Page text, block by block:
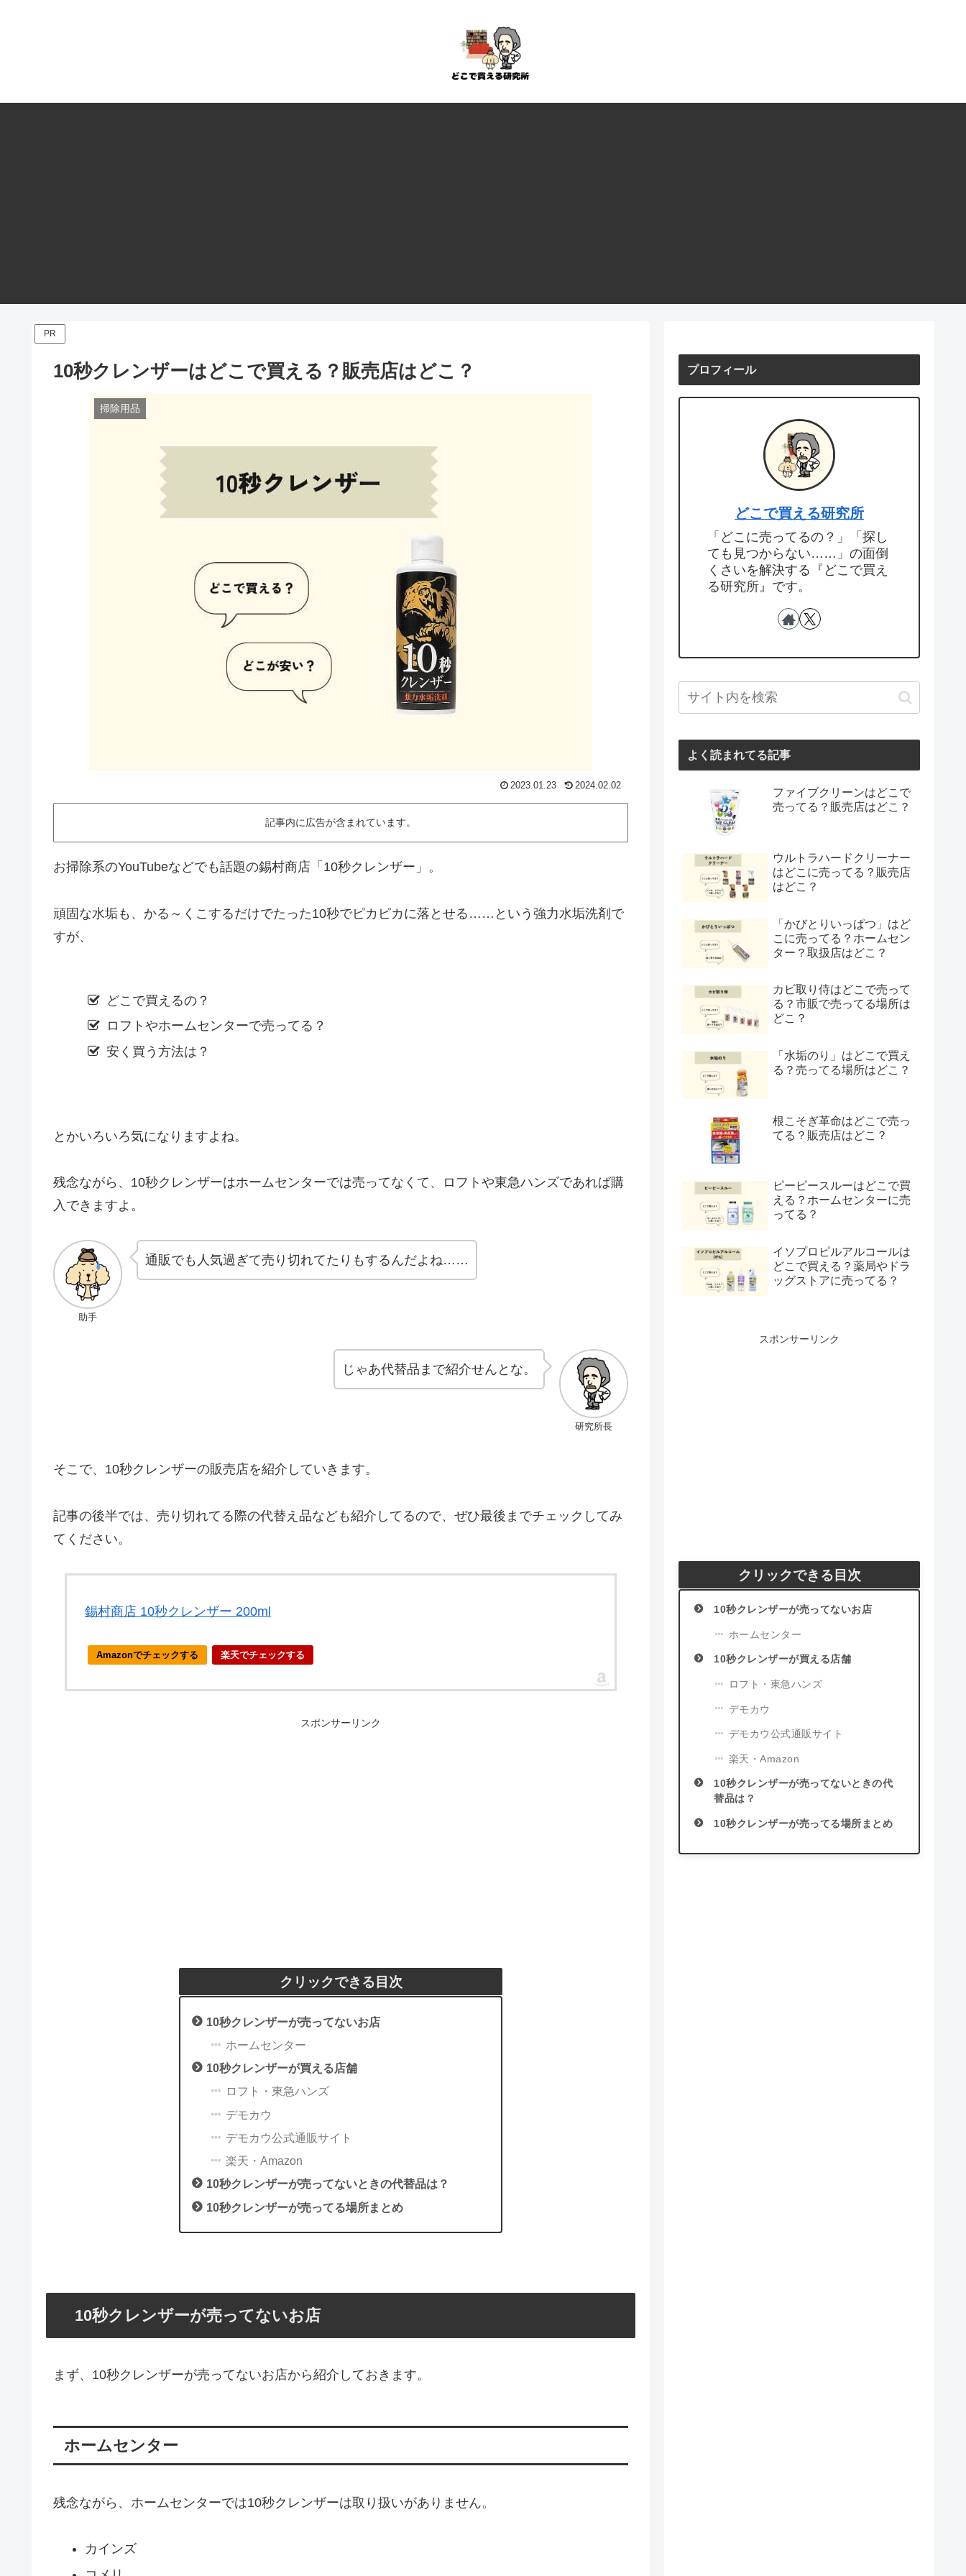
PR
10秒クレンザーはどこで買える？販売店はどこ？
掃除用品
2023.01.23 2024.02.02
記事内に広告が含まれています。
お掃除系のYouTubeなどでも話題の錫村商店「10秒クレンザー」。
頑固な水垢も、かる～くこするだけでたった10秒でピカピカに落とせる……という強力水垢洗剤で
すが、
どこで買えるの？
ロフトやホームセンターで売ってる？
安く買う方法は？
とかいろいろ気になりますよね。
残念ながら、10秒クレンザーはホームセンターでは売ってなくて、ロフトや東急ハンズであれば購
入できますよ。
助手
通販でも人気過ぎて売り切れてたりもするんだよね……
研究所長
じゃあ代替品まで紹介せんとな。
そこで、10秒クレンザーの販売店を紹介していきます。
記事の後半では、売り切れてる際の代替え品なども紹介してるので、ぜひ最後までチェックしてみ
てください。
錫村商店 10秒クレンザー 200ml
Amazonでチェックする 楽天でチェックする
スポンサーリンク
クリックできる目次
10秒クレンザーが売ってないお店
ホームセンター
10秒クレンザーが買える店舗
ロフト・東急ハンズ
デモカウ
デモカウ公式通販サイト
楽天・Amazon
10秒クレンザーが売ってないときの代替品は？
10秒クレンザーが売ってる場所まとめ
10秒クレンザーが売ってないお店
まず、10秒クレンザーが売ってないお店から紹介しておきます。
ホームセンター
残念ながら、ホームセンターでは10秒クレンザーは取り扱いがありません。
カインズ
プロフィール
どこで買える研究所
「どこに売ってるの？」「探し
ても見つからない……」の面倒
くさいを解決する『どこで買え
る研究所』です。
よく読まれてる記事
ファイブクリーンはどこで
売ってる？販売店はどこ？
ウルトラハードクリーナー
はどこに売ってる？販売店
はどこ？
「かびとりいっぱつ」はど
こに売ってる？ホームセン
ター？取扱店はどこ？
カビ取り侍はどこで売って
る？市販で売ってる場所は
どこ？
「水垢のり」はどこで買え
る？売ってる場所はどこ？
根こそぎ革命はどこで売っ
てる？販売店はどこ？
ピーピースルーはどこで買
える？ホームセンターに売
ってる？
イソプロピルアルコールは
どこで買える？薬局やドラ
ッグストアに売ってる？
スポンサーリンク
クリックできる目次
10秒クレンザーが売ってないお店
ホームセンター
10秒クレンザーが買える店舗
ロフト・東急ハンズ
デモカウ
デモカウ公式通販サイト
楽天・Amazon
10秒クレンザーが売ってないときの代
替品は？
10秒クレンザーが売ってる場所まとめ